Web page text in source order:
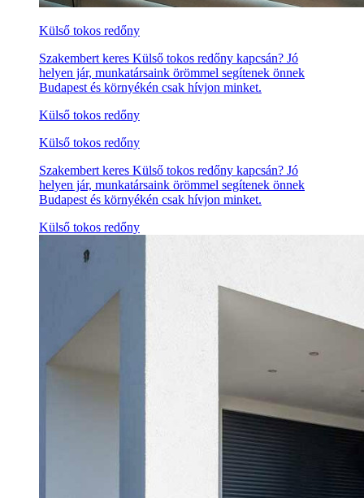
Külső tokos redőny
Szakembert keres Külső tokos redőny kapcsán? Jó
helyen jár, munkatársaink örömmel segítenek önnek
Budapest és környékén csak hívjon minket.
Külső tokos redőny
Külső tokos redőny
Szakembert keres Külső tokos redőny kapcsán? Jó
helyen jár, munkatársaink örömmel segítenek önnek
Budapest és környékén csak hívjon minket.
Külső tokos redőny